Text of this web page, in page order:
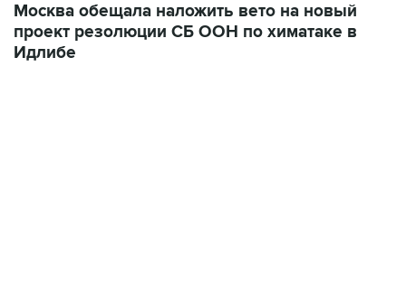
Москва обещала наложить вето на новый
проект резолюции СБ ООН по химатаке в
Идлибе